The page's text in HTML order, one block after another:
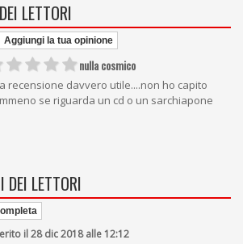
LETTORI
Aggiungi la tua opinione
nulla cosmico
recensione davvero utile....non ho capito
se riguarda un cd o un sarchiapone
DEI LETTORI
il 28 dic 2018 alle 12:12